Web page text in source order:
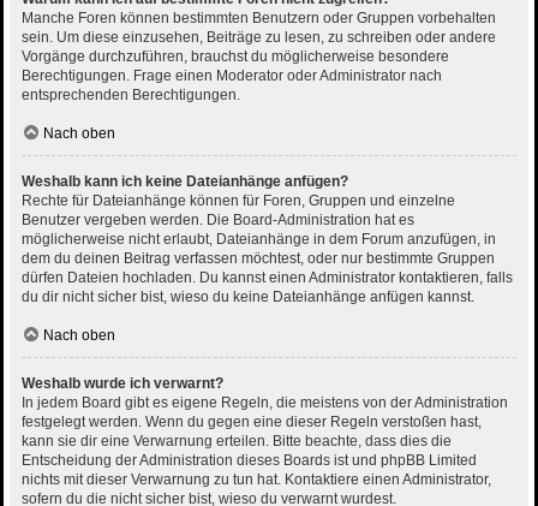
Manche Foren können bestimmten Benutzern oder Gruppen vorbehalten
sein. Um diese einzusehen, Beiträge zu lesen, zu schreiben oder andere
Vorgänge durchzuführen, brauchst du möglicherweise besondere
Berechtigungen. Frage einen Moderator oder Administrator nach
entsprechenden Berechtigungen.
Nach oben
Weshalb kann ich keine Dateianhänge anfügen?
Rechte für Dateianhänge können für Foren, Gruppen und einzelne
Benutzer vergeben werden. Die Board-Administration hat es
möglicherweise nicht erlaubt, Dateianhänge in dem Forum anzufügen, in
dem du deinen Beitrag verfassen möchtest, oder nur bestimmte Gruppen
dürfen Dateien hochladen. Du kannst einen Administrator kontaktieren, falls
du dir nicht sicher bist, wieso du keine Dateianhänge anfügen kannst.
Nach oben
Weshalb wurde ich verwarnt?
In jedem Board gibt es eigene Regeln, die meistens von der Administration
festgelegt werden. Wenn du gegen eine dieser Regeln verstoßen hast,
kann sie dir eine Verwarnung erteilen. Bitte beachte, dass dies die
Entscheidung der Administration dieses Boards ist und phpBB Limited
nichts mit dieser Verwarnung zu tun hat. Kontaktiere einen Administrator,
sofern du die nicht sicher bist, wieso du verwarnt wurdest.